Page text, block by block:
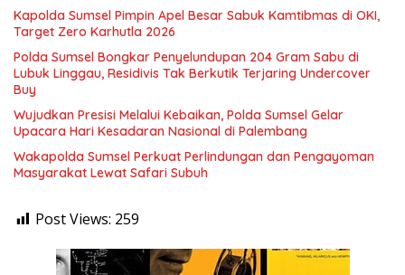
Kapolda Sumsel Pimpin Apel Besar Sabuk Kamtibmas di OKI,
Target Zero Karhutla 2026
Polda Sumsel Bongkar Penyelundupan 204 Gram Sabu di
Lubuk Linggau, Residivis Tak Berkutik Terjaring Undercover
Buy
Wujudkan Presisi Melalui Kebaikan, Polda Sumsel Gelar
Upacara Hari Kesadaran Nasional di Palembang
Wakapolda Sumsel Perkuat Perlindungan dan Pengayoman
Masyarakat Lewat Safari Subuh
Post Views: 259